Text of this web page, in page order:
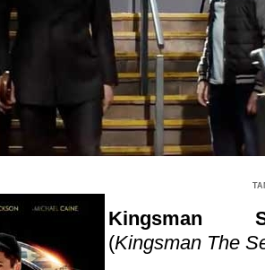
Kingsman
(Kingsman The